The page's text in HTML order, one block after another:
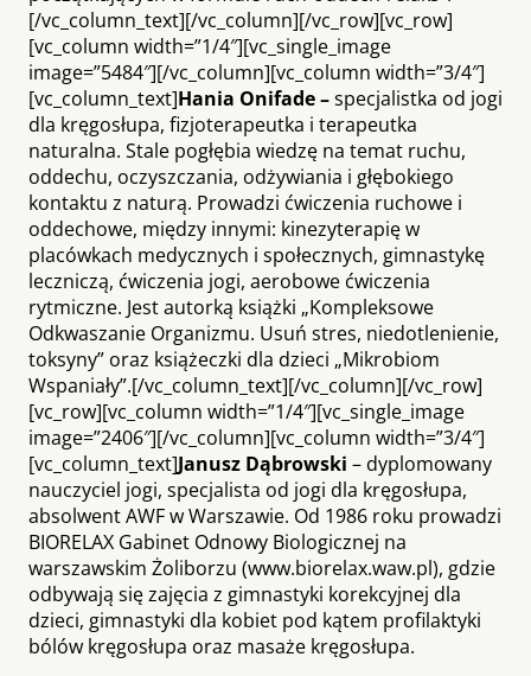
[/vc_column_text][/vc_column][/vc_row][vc_row]
[vc_column width=”1/4″][vc_single_image
image=”5484″][/vc_column][vc_column width=”3/4″]
[vc_column_text]Hania Onifade –specjalistka od jogi
dla kręgosłupa, fizjoterapeutka i terapeutka
naturalna. Stale pogłębia wiedzę na temat ruchu,
oddechu, oczyszczania, odżywiania i głębokiego
kontaktu z naturą. Prowadzi ćwiczenia ruchowe i
oddechowe, między innymi: kinezyterapię w
placówkach medycznych i społecznych, gimnastykę
leczniczą, ćwiczenia jogi, aerobowe ćwiczenia
rytmiczne. Jest autorką książki „Kompleksowe
Odkwaszanie Organizmu. Usuń stres, niedotlenienie,
toksyny” oraz książeczki dla dzieci „Mikrobiom
Wspaniały”.[/vc_column_text][/vc_column][/vc_row]
[vc_row][vc_column width=”1/4″][vc_single_image
image=”2406″][/vc_column][vc_column width=”3/4″]
[vc_column_text]Janusz Dąbrowski – dyplomowany
nauczyciel jogi, specjalista od jogi dla kręgosłupa,
absolwent AWF w Warszawie. Od 1986 roku prowadzi
BIORELAX Gabinet Odnowy Biologicznej na
warszawskim Żoliborzu (www.biorelax.waw.pl), gdzie
odbywają się zajęcia z gimnastyki korekcyjnej dla
dzieci, gimnastyki dla kobiet pod kątem profilaktyki
bólów kręgosłupa oraz masaże kręgosłupa.